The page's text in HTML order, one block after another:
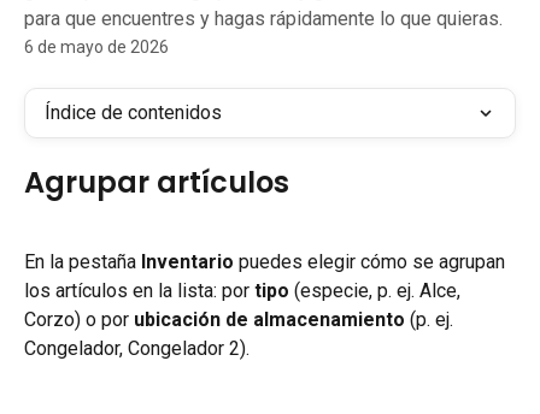
para que encuentres y hagas rápidamente lo que quieras.
6 de mayo de 2026
Índice de contenidos
Agrupar artículos
En la pestaña Inventario puedes elegir cómo se agrupan
los artículos en la lista: por tipo (especie, p. ej. Alce,
Corzo) o por ubicación de almacenamiento (p. ej.
Congelador, Congelador 2).